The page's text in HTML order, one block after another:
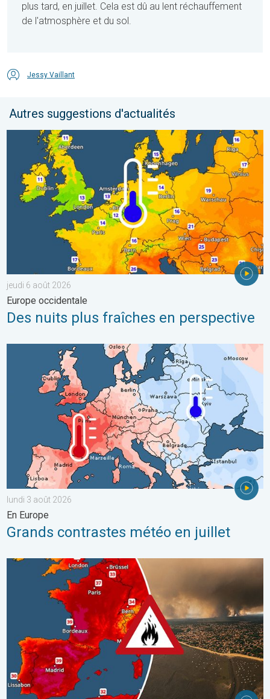
plus tard, en juillet. Cela est dû au lent réchauffement
de l'atmosphère et du sol.
Jessy Vaillant
Autres suggestions d'actualités
Des nuits plus fraîches en perspective. Europe occidentale. . .
jeudi 6 août 2026
Europe occidentale
Des nuits plus fraîches en perspective
Grands contrastes météo en juillet. En Europe. . . lundi 3 août
lundi 3 août 2026
En Europe
Grands contrastes météo en juillet
Le sud-ouest de la France brûle vivement. Milliers de sinistrés.